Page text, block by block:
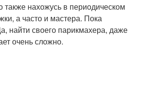
также нахожусь в периодическом
а часто и мастера. Пока
найти своего парикмахера, даже
очень сложно.